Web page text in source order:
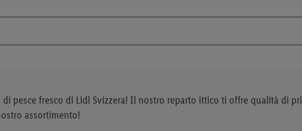
di pesce fresco di Lidl Svizzera! Il nostro reparto ittico ti offre qualità di
assortimento!